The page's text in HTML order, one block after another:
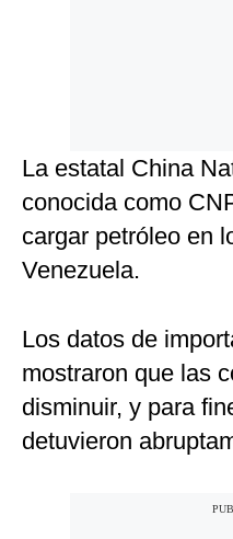
La estatal China
conocida como
cargar petróleo en
Venezuela.
Los datos de
mostraron que las
disminuir, y para
detuvieron